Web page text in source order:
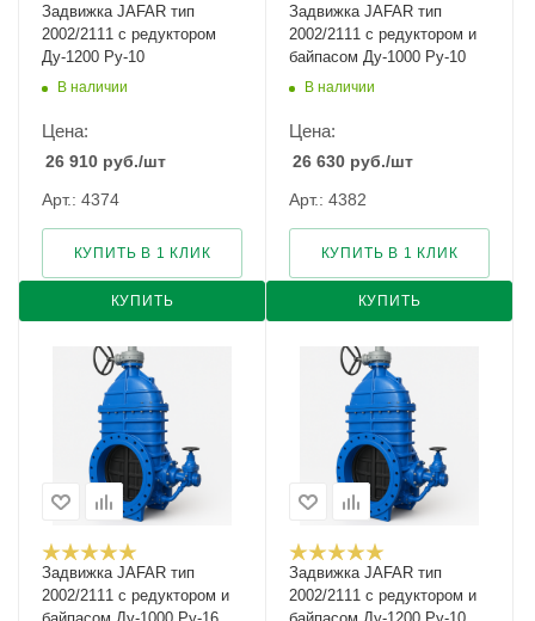
Задвижка JAFAR тип
2002/2111 с редуктором
Ду-1200 Ру-10
В наличии
Цена:
26 910 руб./шт
Арт.: 4374
КУПИТЬ
КУПИТЬ В 1 КЛИК
Задвижка JAFAR тип
2002/2111 с редуктором и
байпасом Ду-1000 Ру-10
В наличии
Цена:
26 630 руб./шт
Арт.: 4382
КУПИТЬ
КУПИТЬ В 1 КЛИК
Задвижка JAFAR тип
2002/2111 с редуктором и
Задвижка JAFAR тип
2002/2111 с редуктором и